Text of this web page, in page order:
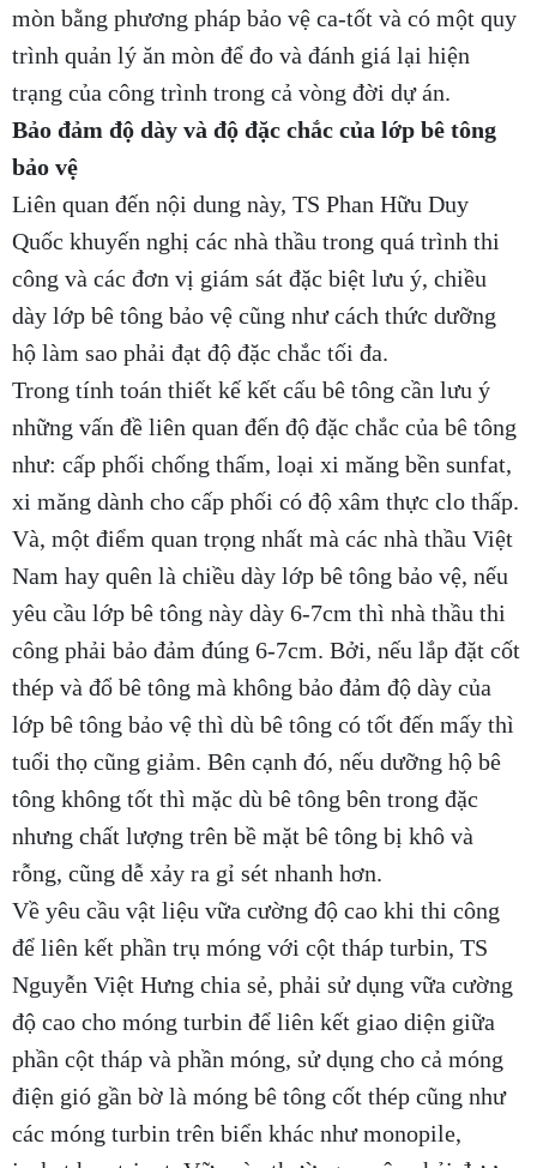
mòn bằng phương pháp bảo vệ ca-tốt và có một quy
trình quản lý ăn mòn để đo và đánh giá lại hiện
trạng của công trình trong cả vòng đời dự án.
Bảo đảm độ dày và độ đặc chắc của lớp bê tông
bảo vệ
Liên quan đến nội dung này, TS Phan Hữu Duy
Quốc khuyến nghị các nhà thầu trong quá trình thi
công và các đơn vị giám sát đặc biệt lưu ý, chiều
dày lớp bê tông bảo vệ cũng như cách thức dưỡng
hộ làm sao phải đạt độ đặc chắc tối đa.
Trong tính toán thiết kế kết cấu bê tông cần lưu ý
những vấn đề liên quan đến độ đặc chắc của bê tông
như: cấp phối chống thấm, loại xi măng bền sunfat,
xi măng dành cho cấp phối có độ xâm thực clo thấp.
Và, một điểm quan trọng nhất mà các nhà thầu Việt
Nam hay quên là chiều dày lớp bê tông bảo vệ, nếu
yêu cầu lớp bê tông này dày 6-7cm thì nhà thầu thi
công phải bảo đảm đúng 6-7cm. Bởi, nếu lắp đặt cốt
thép và đổ bê tông mà không bảo đảm độ dày của
lớp bê tông bảo vệ thì dù bê tông có tốt đến mấy thì
tuổi thọ cũng giảm. Bên cạnh đó, nếu dưỡng hộ bê
tông không tốt thì mặc dù bê tông bên trong đặc
nhưng chất lượng trên bề mặt bê tông bị khô và
rỗng, cũng dễ xảy ra gỉ sét nhanh hơn.
Về yêu cầu vật liệu vữa cường độ cao khi thi công
để liên kết phần trụ móng với cột tháp turbin, TS
Nguyễn Việt Hưng chia sẻ, phải sử dụng vữa cường
độ cao cho móng turbin để liên kết giao diện giữa
phần cột tháp và phần móng, sử dụng cho cả móng
điện gió gần bờ là móng bê tông cốt thép cũng như
các móng turbin trên biển khác như monopile,